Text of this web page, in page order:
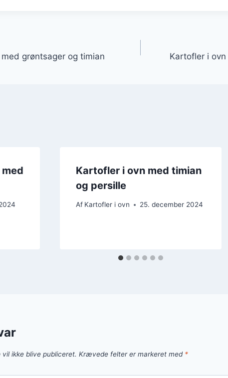
grøntsager og timian Kartofler i
Kartofler i ovn med timian
og persille
Af Kartofler i ovn 25. december 2024
vil ikke blive publiceret. Krævede felter er markeret med *